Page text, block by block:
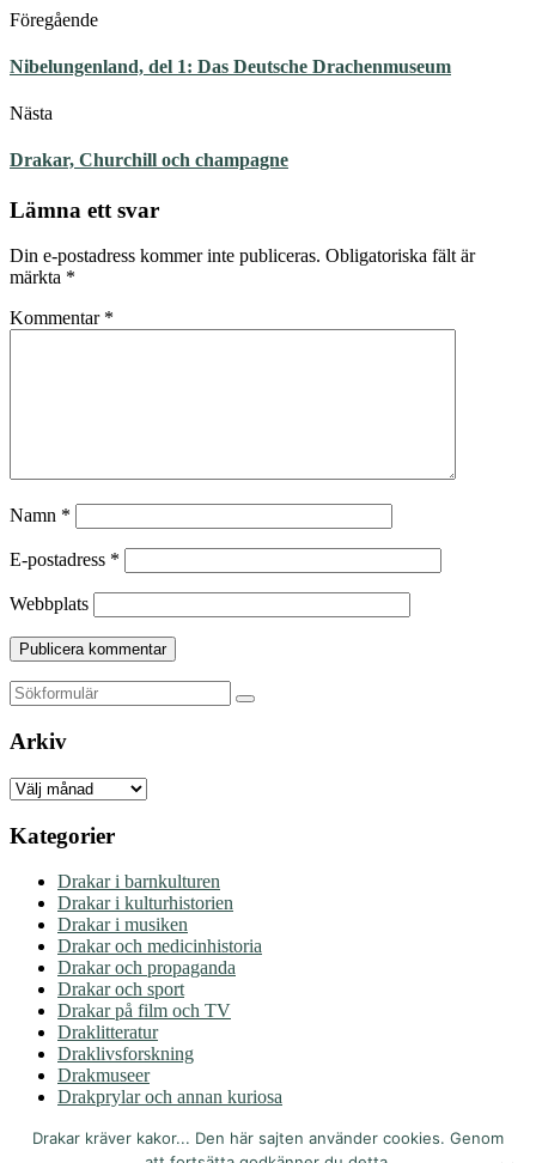
Föregående
Nibelungenland, del 1: Das Deutsche Drachenmuseum
Nästa
Drakar, Churchill och champagne
Lämna ett svar
Din e-postadress kommer inte publiceras. Obligatoriska fält är
märkta *
Kommentar *
Namn *
E-postadress *
Webbplats
Sök
Arkiv
Arkiv
Kategorier
Drakar i barnkulturen
Drakar i kulturhistorien
Drakar i musiken
Drakar och medicinhistoria
Drakar och propaganda
Drakar och sport
Drakar på film och TV
Draklitteratur
Draklivsforskning
Drakmuseer
Drakprylar och annan kuriosa
Drakar kräver kakor... Den här sajten använder cookies. Genom